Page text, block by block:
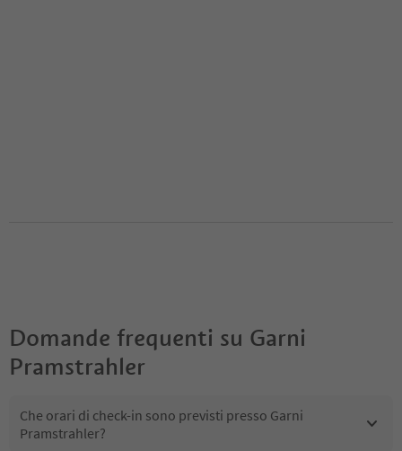
Domande frequenti su Garni
Pramstrahler
Che orari di check-in sono previsti presso Garni
Pramstrahler?